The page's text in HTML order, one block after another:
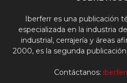
Iberferr es una publicación
especializada en la industria
industrial, cerrajería y áreas
2000, es la segunda
Contáctanos: